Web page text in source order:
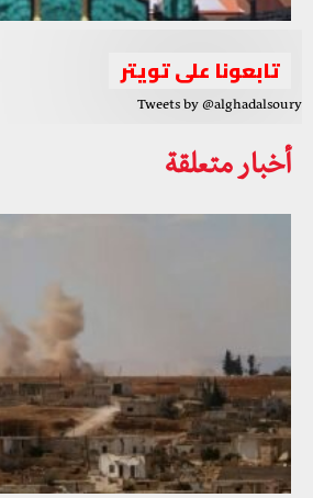
تابعونا على تويتر
Tweets by @alghadalsoury
أخبار متعلقة